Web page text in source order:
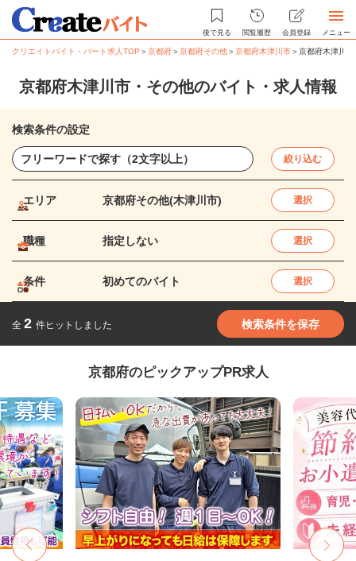
後で見る 閲覧履歴 会員登録 メニュー
クリエイトバイト・パート求人TOP ＞京都府＞京都府その他＞京都府木津川市＞京都府木津川
京都府木津川市・その他のバイト・求人情報
検索条件の設定
絞り込む
エリア 京都府その他(木津川市) 選択
職種 指定しない 選択
条件 初めてのバイト 選択
全 2 件ヒットしました 検索条件を保存
京都府のピックアップPR求人